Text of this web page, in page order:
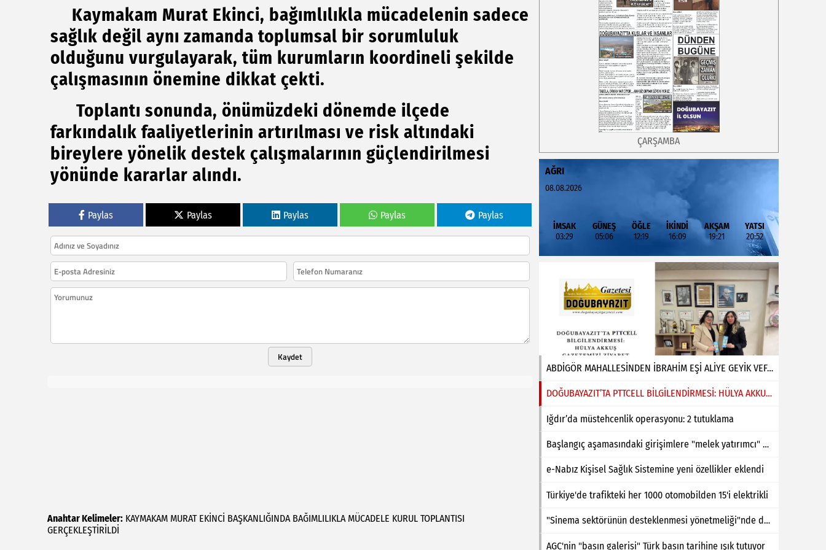
Kaymakam Murat Ekinci, bağımlılıkla mücadelenin sadece
sağlık değil aynı zamanda toplumsal bir sorumluluk
olduğunu vurgulayarak, tüm kurumların koordineli şekilde
çalışmasının önemine dikkat çekti.
Toplantı sonunda, önümüzdeki dönemde ilçede
farkındalık faaliyetlerinin artırılması ve risk altındaki
bireylere yönelik destek çalışmalarının güçlendirilmesi
yönünde kararlar alındı.
Paylas Paylas Paylas Paylas Paylas
Kaydet
Anahtar Kelimeler: KAYMAKAM MURAT EKİNCİ BAŞKANLIĞINDA BAĞIMLILIKLA MÜCADELE KURUL TOPLANTISI
GERÇEKLEŞTİRİLDİ
ÇARŞAMBA
AĞRI
08.08.2026
İMSAK
03:29
GÜNEŞ
05:06
ÖĞLE
12:19
İKİNDİ
16:09
AKŞAM
19:21
YATSI
20:52
ABDİGÖR MAHALLESİNDEN İBRAHİM EŞİ ALİYE GEYİK VEFAT ETMİŞTİR
DOĞUBAYAZIT’TA PTTCELL BİLGİLENDİRMESİ: HÜLYA AKKUŞ GAZETEMİZİ ZİYARET ETTİ
Iğdır’da müstehcenlik operasyonu: 2 tutuklama
Başlangıç aşamasındaki girişimlere "melek yatırımcı" desteği
e-Nabız Kişisel Sağlık Sistemine yeni özellikler eklendi
Türkiye'de trafikteki her 1000 otomobilden 15'i elektrikli
"Sinema sektörünün desteklenmesi yönetmeliği"nde değişiklik yapıldı
AGC'nin "basın galerisi" Türk basın tarihine ışık tutuyor